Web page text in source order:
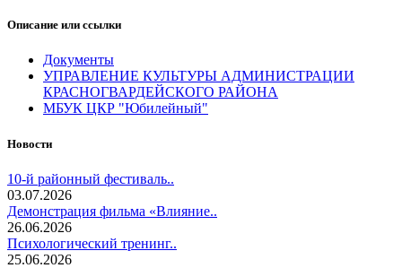
Описание или ссылки
Документы
УПРАВЛЕНИЕ КУЛЬТУРЫ АДМИНИСТРАЦИИ
КРАСНОГВАРДЕЙСКОГО РАЙОНА
МБУК ЦКР "Юбилейный"
Новости
10-й районный фестиваль..
03.07.2026
Демонстрация фильма «Влияние..
26.06.2026
Психологический тренинг..
25.06.2026